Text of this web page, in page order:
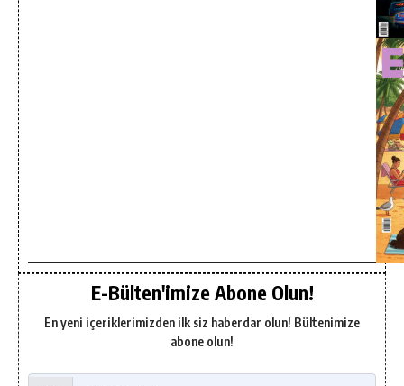
E-Bülten'imize Abone Olun!
En yeni içeriklerimizden ilk siz haberdar olun! Bültenimize
abone olun!